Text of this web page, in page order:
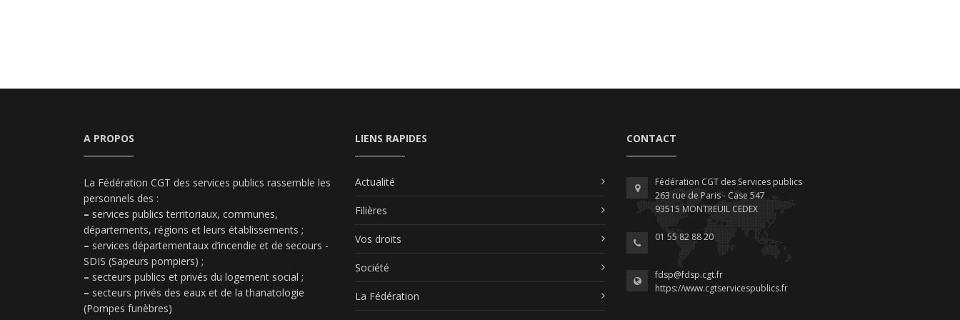
A PROPOS
La Fédération CGT des services publics rassemble les
personnels des :
– services publics territoriaux, communes,
départements, régions et leurs établissements ;
– services départementaux d’incendie et de secours -
SDIS (Sapeurs pompiers) ;
– secteurs publics et privés du logement social ;
– secteurs privés des eaux et de la thanatologie
(Pompes funèbres)
LIENS RAPIDES
Actualité
Filières
Vos droits
Société
La Fédération
CONTACT
Fédération CGT des Services publics
263 rue de Paris - Case 547
93515 MONTREUIL CEDEX
01 55 82 88 20
fdsp@fdsp.cgt.fr
https://www.cgtservicespublics.fr